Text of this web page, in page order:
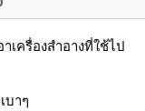
เครื่องสำอางที่ใช้ไป
บาๆ